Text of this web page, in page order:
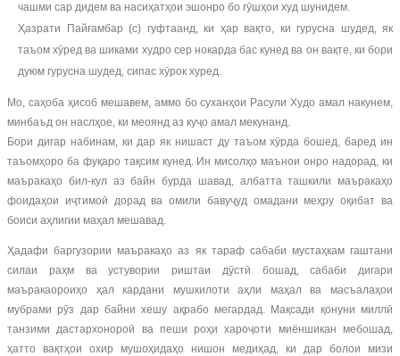
чашми сар дидем ва насиҳатҳои эшонро бо гӯшҳои худ шунидем.
Ҳазрати Пайғамбар (с) гуфтаанд, ки ҳар вақто, ки гурусна шудед, як
таъом хӯред ва шиками худро сер нокарда бас кунед ва он вақте, ки бори
дуюм гурусна шудед, сипас хӯрок хуред.
Мо, саҳоба ҳисоб мешавем, аммо бо суханҳои Расули Худо амал накунем,
минбаъд он наслҳое, ки меоянд аз куҷо амал мекунанд.
Бори дигар набинам, ки дар як нишаст ду таъом хӯрда бошед, баред ин
таъомҳоро ба фуқаро тақсим кунед. Ин мисолҳо маънои онро надорад, ки
маъракаҳо бил-кул аз байн бурда шавад, албатта ташкили маъракаҳо
фоидаҳои иҷтимоӣ дорад ва омили бавуҷуд омадани меҳру оқибат ва
боиси аҳлигии маҳал мешавад.
Ҳадафи баргузории маъракаҳо аз як тараф сабаби мустаҳкам гаштани
силаи раҳм ва устувории риштаи дӯстӣ бошад, сабаби дигари
маъракаороиҳо ҳал кардани мушкилоти аҳли маҳал ва масъалаҳои
мубрами рӯз дар байни хешу ақрабо мегардад. Мақсади қонуни миллӣ
танзими дастархонороӣ ва пеши роҳи хароҷоти миёншикан мебошад,
ҳатто вақтҳои охир мушоҳидаҳо нишон медиҳад, ки дар болои мизи